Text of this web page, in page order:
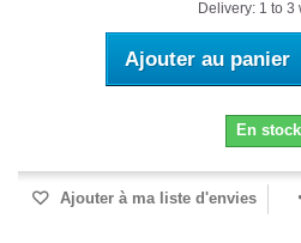
Delivery: 1 to 3
Ajouter au panier
En stock
Ajouter à ma liste d'envies